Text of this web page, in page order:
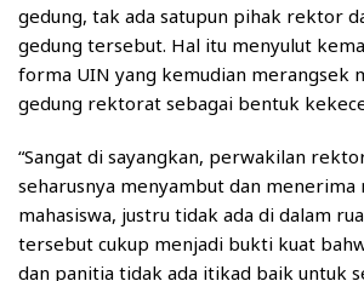
gedung, tak ada satupun pihak rektor
gedung tersebut. Hal itu menyulut
forma UIN yang kemudian merangsek
gedung rektorat sebagai bentuk
“Sangat di sayangkan, perwakilan
seharusnya menyambut dan menerima
mahasiswa, justru tidak ada di dalam
tersebut cukup menjadi bukti kuat
dan panitia tidak ada itikad baik untuk